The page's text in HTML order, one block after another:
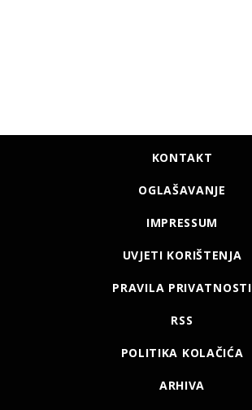
KONTAKT
OGLAŠAVANJE
IMPRESSUM
UVJETI KORIŠTENJA
PRAVILA PRIVATNOSTI
RSS
POLITIKA KOLAČIĆA
ARHIVA